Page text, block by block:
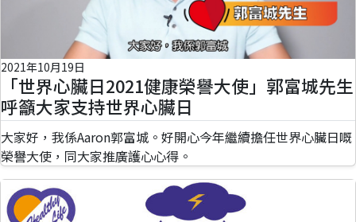
2021年10月19日
「世界心臟日2021健康榮譽大使」郭富城先生
呼籲大家支持世界心臟日
大家好，我係Aaron郭富城。好開心今年繼續擔任世界心臟日嘅
榮譽大使，同大家推廣護心心得。